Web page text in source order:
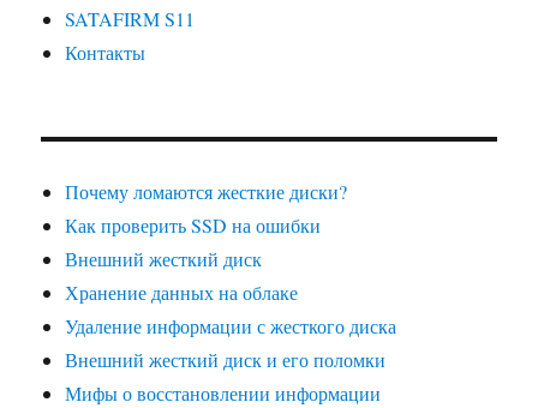
SATAFIRM S11
Контакты
Почему ломаются жесткие диски?
Как проверить SSD на ошибки
Внешний жесткий диск
Хранение данных на облаке
Удаление информации с жесткого диска
Внешний жесткий диск и его поломки
Мифы о восстановлении информации